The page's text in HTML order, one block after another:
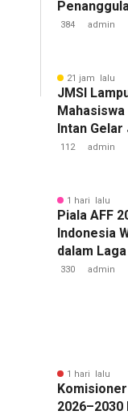
384 admin
21 jam lalu
JMSI
Mahasiswa
Intan
112 admin
1 hari lalu
Piala AFF
Indonesia
dalam
Lawan
330 admin
1 hari lalu
2026–2030